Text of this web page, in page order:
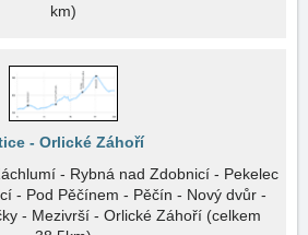
km)
- Orlické Záhoří
- Rybná nad Zdobnicí - Pekelec
- Pod Pěčínem - Pěčín - Nový dvůr -
- Mezivrší - Orlické Záhoří (celkem